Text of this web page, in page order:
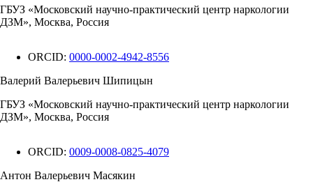
ГБУЗ «Московский научно-практический центр наркологии
ДЗМ», Москва, Россия
ORCID: 0000-0002-4942-8556
Валерий Валерьевич Шипицын
ГБУЗ «Московский научно-практический центр наркологии
ДЗМ», Москва, Россия
ORCID: 0009-0008-0825-4079
Антон Валерьевич Масякин